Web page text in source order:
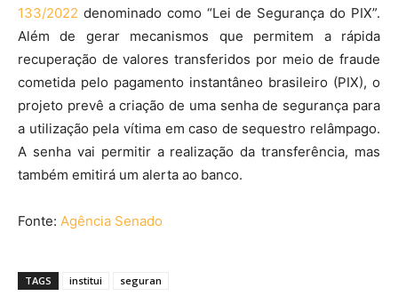
133/2022 denominado como “Lei de Segurança do PIX”.
Além de gerar mecanismos que permitem a rápida
recuperação de valores transferidos por meio de fraude
cometida pelo pagamento instantâneo brasileiro (PIX), o
projeto prevê a criação de uma senha de segurança para
a utilização pela vítima em caso de sequestro relâmpago.
A senha vai permitir a realização da transferência, mas
também emitirá um alerta ao banco.
Fonte: Agência Senado
TAGS institui seguran